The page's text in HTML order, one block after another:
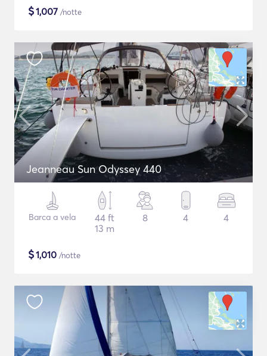
$1,007 /notte
Jeanneau Sun Odyssey 440
Barca a vela
44 ft
13 m
8 4 4
$1,010 /notte